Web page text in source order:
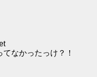
なかったっけ？！